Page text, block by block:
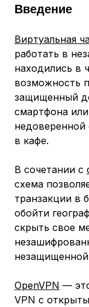
Введение
Виртуальная
работать в
находились в
возможность
защищенный
смартфона
недоверенной
в кафе.
В сочетании с
схема
транзакции в
обойти
скрыть свое
незащищенной
OpenVPN —
VPN с